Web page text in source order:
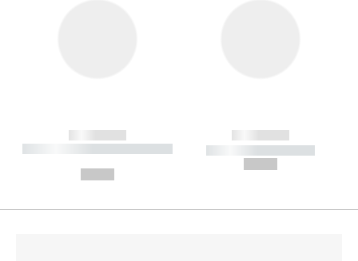
------------
----------- ----------- --------
------------
----------- -----------